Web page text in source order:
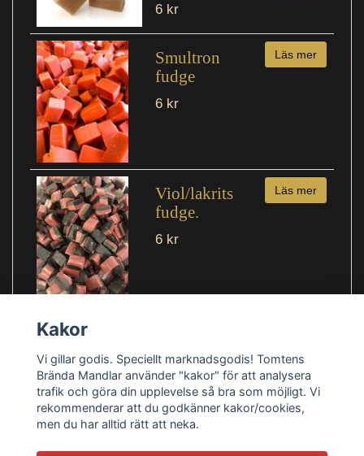
6 kr
Smultron
fudge
6 kr
Läs mer
Viol/lakrits
fudge.
6 kr
Läs mer
Kakor
Vi gillar godis. Speciellt marknadsgodis! Tomtens
Brända Mandlar använder "kakor" för att analysera
trafik och göra din upplevelse så bra som möjligt. Vi
rekommenderar att du godkänner kakor/cookies,
men du har alltid rätt att neka.